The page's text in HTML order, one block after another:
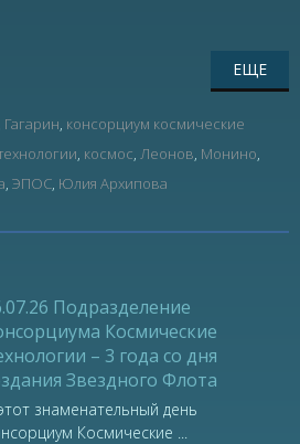
ЕЩЕ
Гагарин консорциум космические
космос Леонов Монино
ЭПОС Юлия Архипова
Подразделение
Космические
– 3 года со дня
Звездного Флота
знаменательный день
Космические ...